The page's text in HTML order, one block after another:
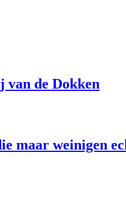
van de Dokken
maar weinigen